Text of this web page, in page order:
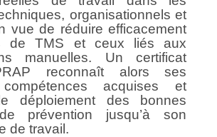
organisationnels et
vue de réduire efficacement
de TMS et ceux liés aux
manuelles. Un certificat
reconnaît alors ses
acquises et
déploiement des bonnes
prévention jusqu’à son
de travail.